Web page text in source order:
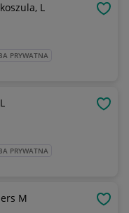
L
PRYWATNA
PRYWATNA
M